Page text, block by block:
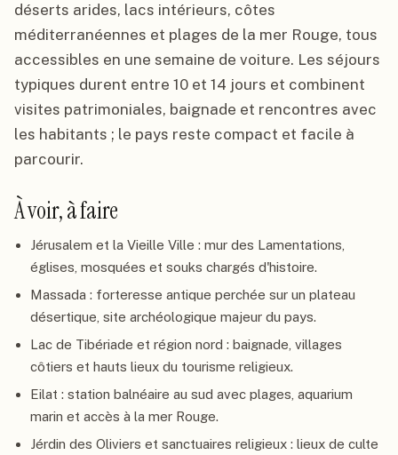
déserts arides, lacs intérieurs, côtes
méditerranéennes et plages de la mer Rouge, tous
accessibles en une semaine de voiture. Les séjours
typiques durent entre 10 et 14 jours et combinent
visites patrimoniales, baignade et rencontres avec
les habitants ; le pays reste compact et facile à
parcourir.
À voir, à faire
Jérusalem et la Vieille Ville : mur des Lamentations,
églises, mosquées et souks chargés d'histoire.
Massada : forteresse antique perchée sur un plateau
désertique, site archéologique majeur du pays.
Lac de Tibériade et région nord : baignade, villages
côtiers et hauts lieux du tourisme religieux.
Eilat : station balnéaire au sud avec plages, aquarium
marin et accès à la mer Rouge.
Jérdin des Oliviers et sanctuaires religieux : lieux de culte